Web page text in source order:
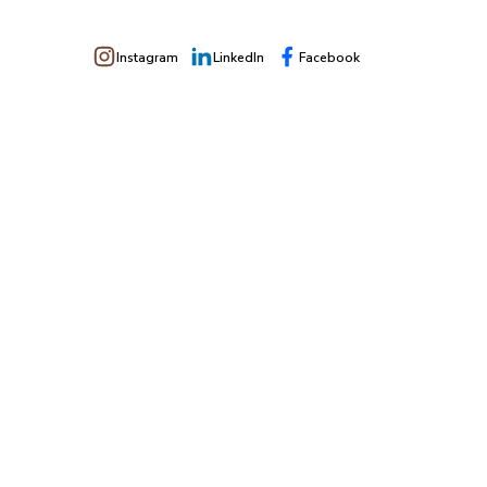
Instagram LinkedIn Facebook